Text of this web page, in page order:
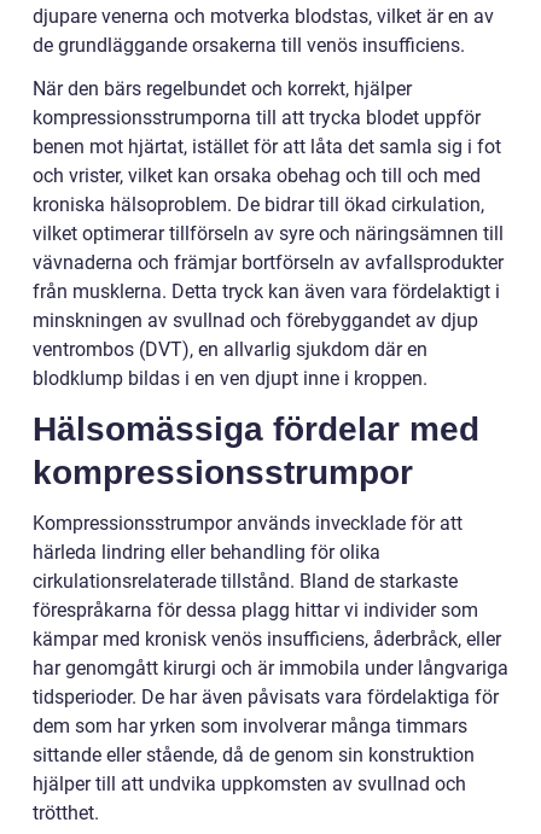
djupare venerna och motverka blodstas, vilket är en av
de grundläggande orsakerna till venös insufficiens.
När den bärs regelbundet och korrekt, hjälper
kompressionsstrumporna till att trycka blodet uppför
benen mot hjärtat, istället för att låta det samla sig i fot
och vrister, vilket kan orsaka obehag och till och med
kroniska hälsoproblem. De bidrar till ökad cirkulation,
vilket optimerar tillförseln av syre och näringsämnen till
vävnaderna och främjar bortförseln av avfallsprodukter
från musklerna. Detta tryck kan även vara fördelaktigt i
minskningen av svullnad och förebyggandet av djup
ventrombos (DVT), en allvarlig sjukdom där en
blodklump bildas i en ven djupt inne i kroppen.
Hälsomässiga fördelar med
kompressionsstrumpor
Kompressionsstrumpor används invecklade för att
härleda lindring eller behandling för olika
cirkulationsrelaterade tillstånd. Bland de starkaste
förespråkarna för dessa plagg hittar vi individer som
kämpar med kronisk venös insufficiens, åderbråck, eller
har genomgått kirurgi och är immobila under långvariga
tidsperioder. De har även påvisats vara fördelaktiga för
dem som har yrken som involverar många timmars
sittande eller stående, då de genom sin konstruktion
hjälper till att undvika uppkomsten av svullnad och
trötthet.